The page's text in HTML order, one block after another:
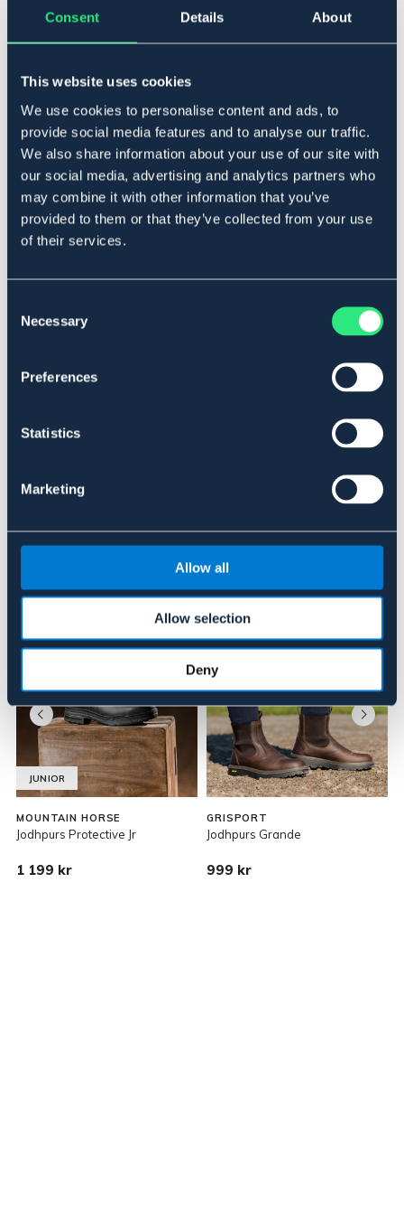
Consent Details About
This website uses cookies
We use cookies to personalise content and ads, to
provide social media features and to analyse our traffic.
We also share information about your use of our site with
our social media, advertising and analytics partners who
may combine it with other information that you’ve
provided to them or that they’ve collected from your use
of their services.
Selection
Necessary
Preferences
Statistics
Marketing
Allow all
Allow selection
Deny
Lägg i varukorgen
I lager
Produktbeskrivning
Lätt fodrad jodphurssko med Gritex original membran
och kraftig gummisula "VIBRAM". Ger ett högt skydd
mot vatten och kyla. Tillverkad i högklassiskt skinn.
Art.nr. 1348-BN-45
Om varumärket
Liknande produkter
JUNIOR
MOUNTAIN HORSE
Jodhpurs Protective Jr
1 199 kr
GRISPORT
Jodhpurs Grande
999 kr